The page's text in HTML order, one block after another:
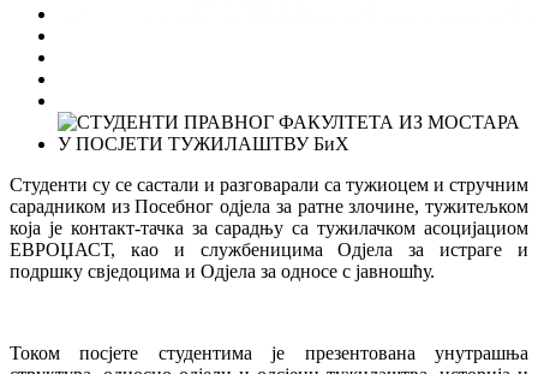
Студенти су се састали и разговарали са тужиоцем и стручним
сарадником из Посебног одјела за ратне злочине, тужитељком
која је контакт-тачка за сарадњу са тужилачком асоцијациом
ЕВРОЏАСТ, као и службеницима Одјела за истраге и
подршку свједоцима и Одјела за односе с јавношћу.
Током посјете студентима је презентована унутрашња